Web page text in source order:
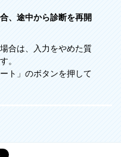
、途中から診断を再開
合は、入力をやめた質
。
ト」のボタンを押して